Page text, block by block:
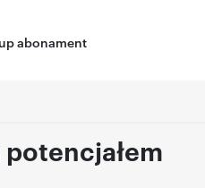
abonament